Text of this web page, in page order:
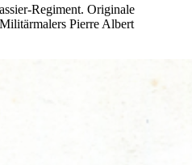
Regiment. Originale
Pierre Albert